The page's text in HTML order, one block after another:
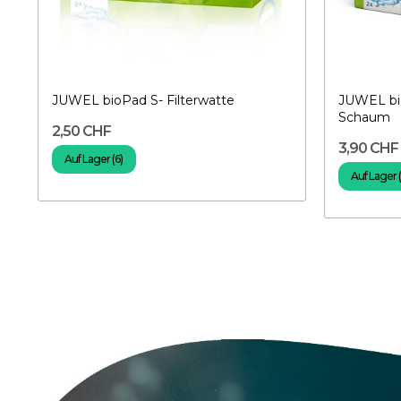
JUWEL bioPad S- Filterwatte
2,50 CHF
Auf Lager (6)
JUWEL
Schaum
3,90 CHF
Auf Lager